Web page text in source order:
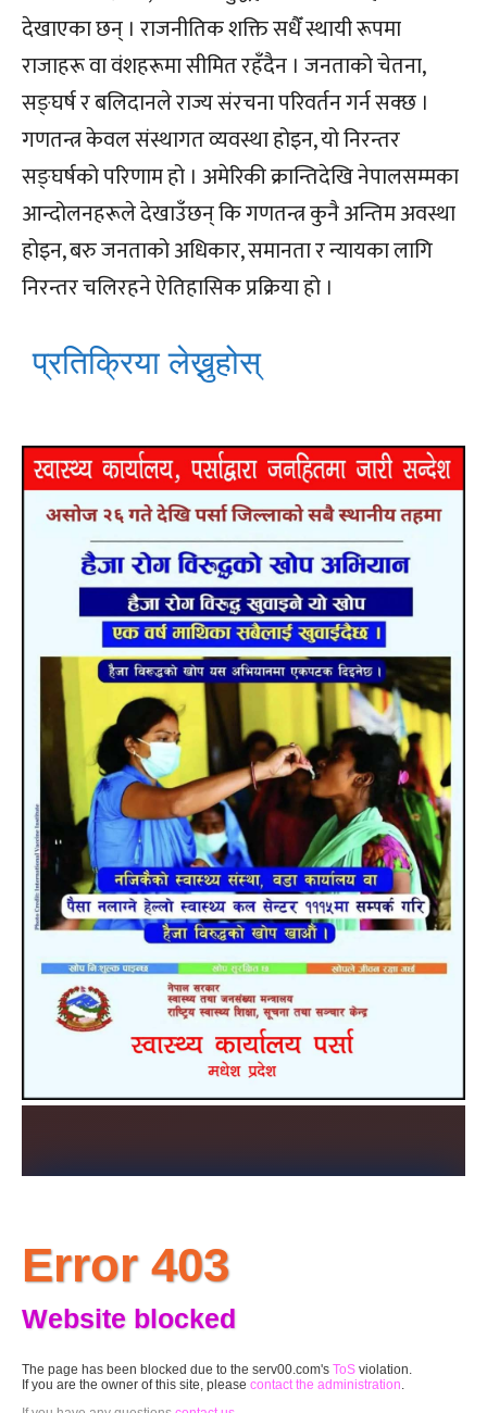
देखाएका छन् । राजनीतिक शक्ति सधैँ स्थायी रूपमा
राजाहरू वा वंशहरूमा सीमित रहँदैन । जनताको चेतना,
सङ्घर्ष र बलिदानले राज्य संरचना परिवर्तन गर्न सक्छ ।
गणतन्त्र केवल संस्थागत व्यवस्था होइन, यो निरन्तर
सङ्घर्षको परिणाम हो । अमेरिकी क्रान्तिदेखि नेपालसम्मका
आन्दोलनहरूले देखाउँछन् कि गणतन्त्र कुनै अन्तिम अवस्था
होइन, बरु जनताको अधिकार, समानता र न्यायका लागि
निरन्तर चलिरहने ऐतिहासिक प्रक्रिया हो ।
प्रतिक्रिया लेख्नुहोस्